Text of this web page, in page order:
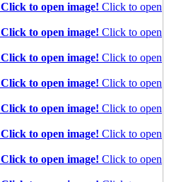
Click to open image! Click to open
Click to open image! Click to open
Click to open image! Click to open
Click to open image! Click to open
Click to open image! Click to open
Click to open image! Click to open
Click to open image! Click to open